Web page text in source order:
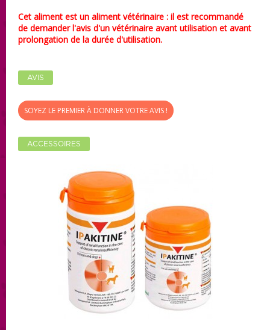
Cet aliment est un aliment vétérinaire : il est recommandé
de demander l'avis d'un vétérinaire avant utilisation et avant
prolongation de la durée d'utilisation.
AVIS
SOYEZ LE PREMIER À DONNER VOTRE AVIS !
ACCESSOIRES